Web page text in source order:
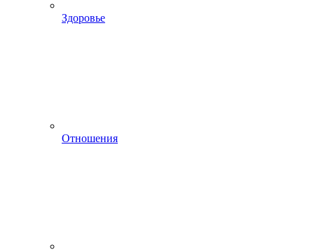
Здоровье
Отношения